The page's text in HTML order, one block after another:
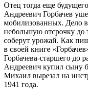
Отец тогда еще
Андреевич Горбачев
мобилизованных. Дело
небольшую отсрочку до
соберут урожай. Как
в своей книге
Горбачева-старшего до
Андреевич купил сыну
Михаил вырезал на
1941 года.